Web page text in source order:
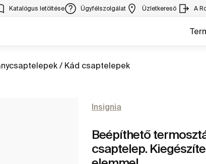
Katalógus letöltése Ügyfélszolgálat Üzletkereső A
/ Kád csaptelepek
Insignia
Beépíthető
csaptelep.